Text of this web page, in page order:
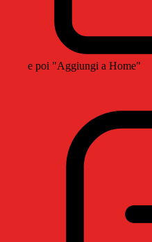
e poi "Aggiungi a Home"